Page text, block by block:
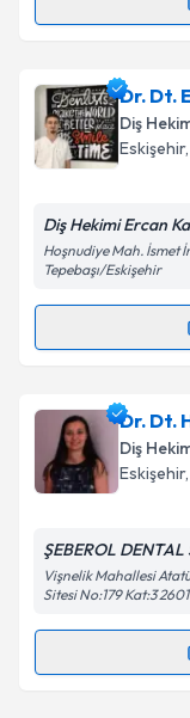
Randevu
Dt. Yusuf
oluşturun.
takvim
Kişisel
'ni
Dr. Dt.
Diş
Eskişehir,
Diş Hekimi Ercan
Hoşnudiye Mah. İsmet
Tepebaşı/Eskişehir
Randevu
Dr. Dt.
oluşturun.
takvim
Kişisel
'ni
Dr. Dt.
Diş
Eskişehir,
ŞEBEROL
Vişnelik Mahallesi
Sitesi No:179 Kat:3
Randevu